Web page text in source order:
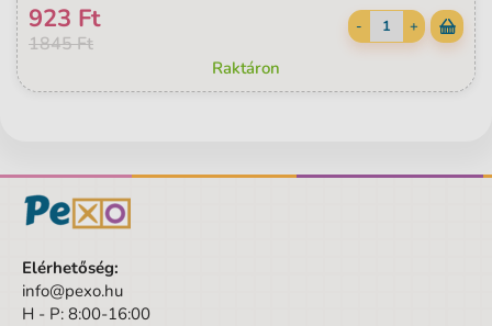
1845 Ft
923 Ft - +
Raktáron
Elérhetőség:
info@pexo.hu
H - P: 8:00-16:00